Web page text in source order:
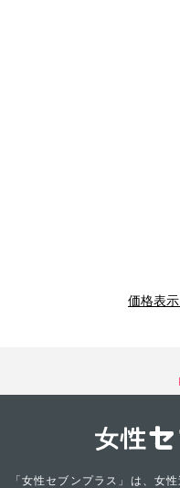
価格表
「女性セブンプラス」は、女